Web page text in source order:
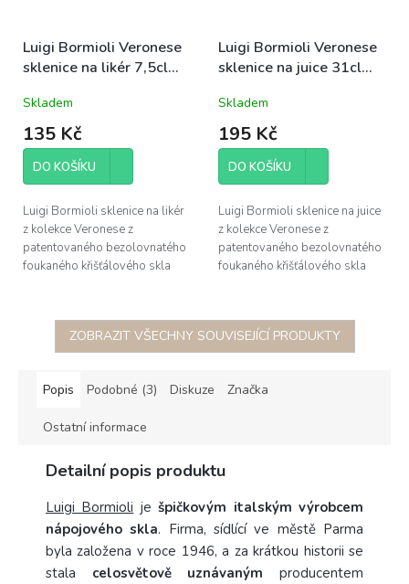
Luigi Bormioli Veronese
sklenice na likér 7,5cl
Skladem
135 Kč
DO KOŠÍKU
Luigi Bormioli sklenice na likér
z kolekce Veronese z
patentovaného bezolovnatého
foukaného křišťálového skla
Luigi Bormioli Veronese
sklenice na juice 31cl
Skladem
195 Kč
DO KOŠÍKU
Luigi Bormioli sklenice na juice
z kolekce Veronese z
patentovaného bezolovnatého
foukaného křišťálového skla
ZOBRAZIT VŠECHNY SOUVISEJÍCÍ PRODUKTY
Popis Podobné (3) Diskuze Značka
Ostatní informace
Detailní popis produktu
Luigi Bormioli ješpičkovým italským výrobcem
nápojového skla. Firma, sídlící ve městě Parma
byla založena v roce 1946, a za krátkou historii se
stala celosvětově uznávaným producentem